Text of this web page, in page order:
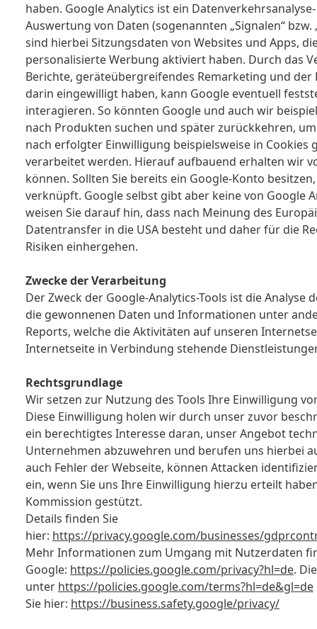
haben. Google Analytics ist ein
Auswertung von Daten (sogenannten „Signalen“
sind hierbei Sitzungsdaten von Websites und Apps,
personalisierte Werbung aktiviert haben. Durch das
Berichte, geräteübergreifendes Remarketing und
darin eingewilligt haben, kann Google eventuell
interagieren. So könnten Google und auch wir
nach Produkten suchen und später zurückkehren,
nach erfolgter Einwilligung beispielsweise in
verarbeitet werden. Hierauf aufbauend erhalten wir
können. Sollten Sie bereits ein Google-Konto
verknüpft. Google selbst gibt aber keine von Google
weisen Sie darauf hin, dass nach Meinung des
Datentransfer in die USA besteht und daher für die
Risiken einhergehen.
Zwecke der Verarbeitung
Der Zweck der Google-Analytics-Tools ist die
die gewonnenen Daten und Informationen unter
Reports, welche die Aktivitäten auf unseren
Internetseite in Verbindung stehende
Rechtsgrundlage
Wir setzen zur Nutzung des Tools Ihre Einwilligung
Diese Einwilligung holen wir durch unser zuvor
ein berechtigtes Interesse daran, unser Angebot
Unternehmen abzuwehren und berufen uns hierbei
auch Fehler der Webseite, können Attacken
ein, wenn Sie uns Ihre Einwilligung hierzu erteilt
Kommission gestützt.
Details finden Sie
hier: https://privacy.google.com/businesses/
Mehr Informationen zum Umgang mit Nutzerdaten
Google: https://policies.google.com/privacy?hl=de.
unter https://policies.google.com/terms?hl=de&gl=de
Sie hier: https://business.safety.google/privacy/